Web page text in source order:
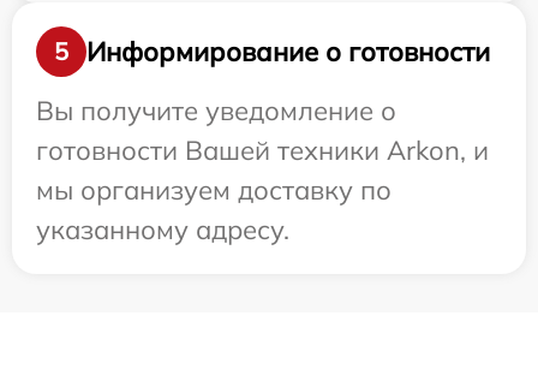
5
Информирование о готовности
Вы получите уведомление о
готовности Вашей техники Arkon, и
мы организуем доставку по
указанному адресу.